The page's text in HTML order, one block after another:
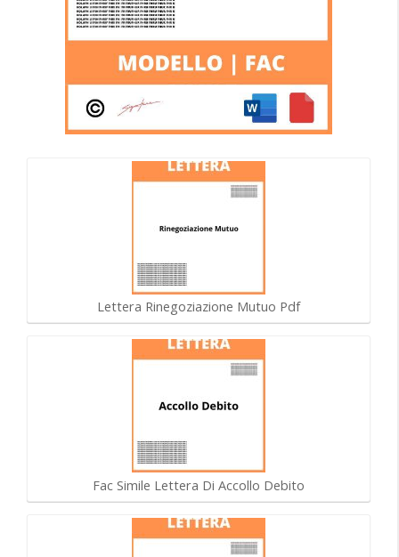
Lettera Rinegoziazione Mutuo Pdf
Fac Simile Lettera Di Accollo Debito